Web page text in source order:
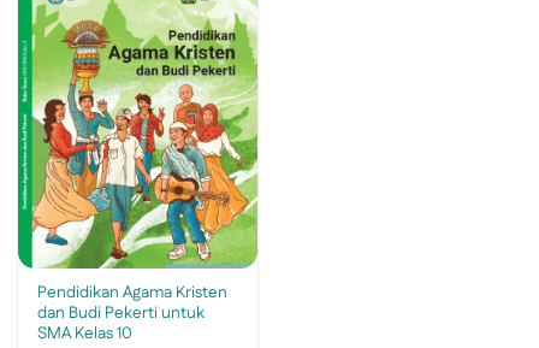
Pendidikan Agama Kristen
dan Budi Pekerti untuk
SMA Kelas 10